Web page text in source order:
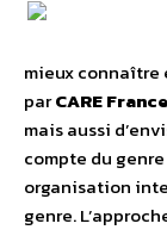
mieux connaître
parCARE France
mais aussi
compte du
organisation
genre.